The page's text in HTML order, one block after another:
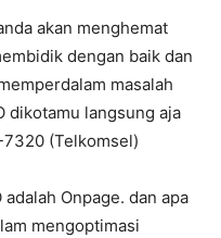
akan menghemat
dengan baik dan
masalah
dikotamu langsung aja
(Telkomsel)
Onpage. dan apa
mengoptimasi